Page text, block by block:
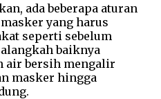
ada beberapa aturan
yang harus
seperti sebelum
baiknya
air bersih mengalir
masker hingga